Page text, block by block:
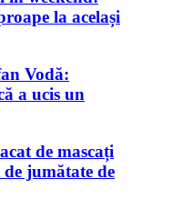
la același
Vodă:
a ucis un
de mascați
jumătate de